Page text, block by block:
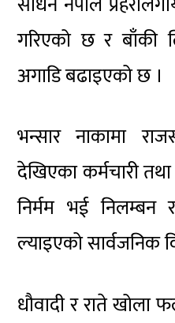
गरिएको छ र बाँकी
अगाडि बढाइएको छ ।
भन्सार नाकामा
देखिएका कर्मचारी
निर्मम भई निलम्बन र
ल्याइएको सार्वजनिक
धौवादी र राते खोला